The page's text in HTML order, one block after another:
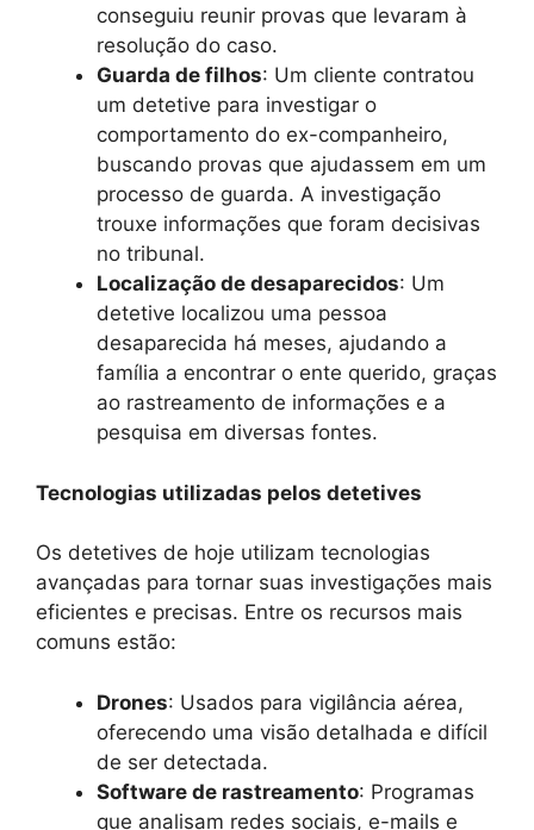
conseguiu reunir provas que levaram à
resolução do caso.
Guarda de filhos: Um cliente contratou
um detetive para investigar o
comportamento do ex-companheiro,
buscando provas que ajudassem em um
processo de guarda. A investigação
trouxe informações que foram decisivas
no tribunal.
Localização de desaparecidos: Um
detetive localizou uma pessoa
desaparecida há meses, ajudando a
família a encontrar o ente querido, graças
ao rastreamento de informações e a
pesquisa em diversas fontes.
Tecnologias utilizadas pelos detetives
Os detetives de hoje utilizam tecnologias
avançadas para tornar suas investigações mais
eficientes e precisas. Entre os recursos mais
comuns estão:
Drones: Usados para vigilância aérea,
oferecendo uma visão detalhada e difícil
de ser detectada.
Software de rastreamento: Programas
que analisam redes sociais, e-mails e